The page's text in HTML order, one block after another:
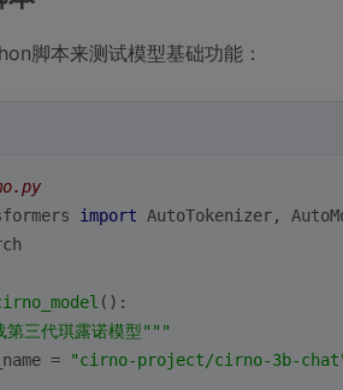
脚本来测试模型基础功能：
import AutoTokenizer,
():
三代琪露诺模型"""
=
"cirno-project/cirno-3b-